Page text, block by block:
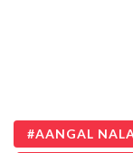
AANGAL